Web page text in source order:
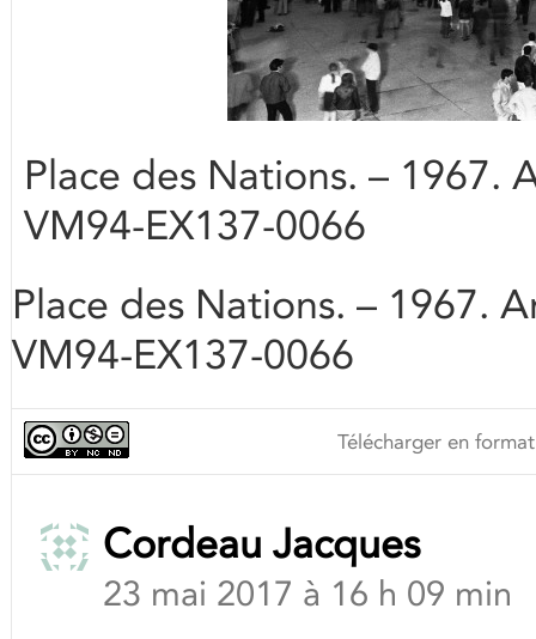
Place des Nations. – 1967.
VM94-EX137-0066
Place des Nations. – 1967.
VM94-EX137-0066
Télécharger en
Cordeau Jacques
23 mai 2017 à 16 h 09 min